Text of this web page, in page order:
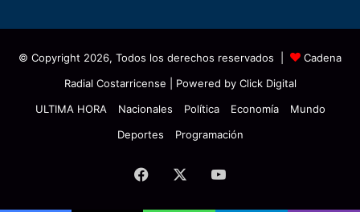
© Copyright 2026, Todos los derechos reservados |
Cadena
Radial Costarricense | Powered by Click Digital
ULTIMA HORA
Nacionales Política Economía
Mundo
Deportes
Programación
Facebook YouTube